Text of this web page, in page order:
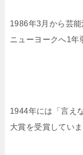
1986年3月から芸
ニューヨークへ1年
1944年には「言え
大賞を受賞していま